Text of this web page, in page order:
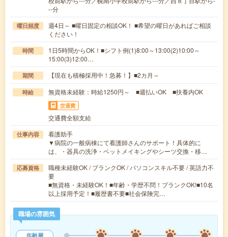
--分
曜日頻度
週4日～ ■曜日固定の相談OK！ ■希望の曜日があればご相談
ください！
時間
1日5時間からOK！■シフト例(1)8:00～13:00(2)10:00～
15:00(3)12:00…
期間 【現在も積極採用中！急募！】■2カ月～
時給 無資格未経験：時給1250円～ ■週払いOK ■扶養内OK
交通費
交通費全額支給
仕事内容
看護助手
▼病院の一般病棟にて看護師さんのサポート！具体的に
は、・器具の洗浄・ベットメイキングやシーツ交換・移…
応募資格
職種未経験OK / ブランクOK / パソコンスキル不要 / 英語力不
要
■無資格・未経験OK！■年齢・学歴不問！ブランクOK!■10名
以上採用予定！■履歴書不要■社会保険完…
職場の雰囲気
年齢層